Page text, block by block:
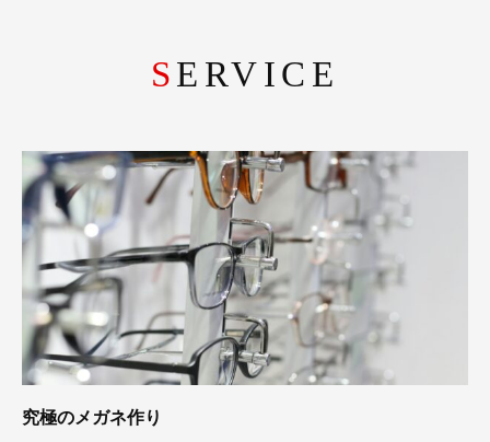
SERVICE
究極のメガネ作り